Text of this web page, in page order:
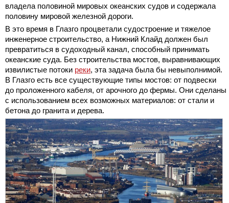
владела половиной мировых океанских судов и содержала
половину мировой железной дороги.
В это время в Глазго процветали судостроение и тяжелое
инженерное строительство, а Нижний Клайд должен был
превратиться в судоходный канал, способный принимать
океанские суда. Без строительства мостов, выравнивающих
извилистые потоки реки, эта задача была бы невыполнимой.
В Глазго есть все существующие типы мостов: от подвески
до проложенного кабеля, от арочного до фермы. Они сделаны
с использованием всех возможных материалов: от стали и
бетона до гранита и дерева.